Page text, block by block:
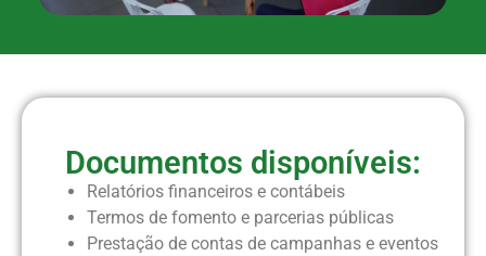
Documentos disponíveis:
Relatórios financeiros e contábeis
Termos de fomento e parcerias públicas
Prestação de contas de campanhas e eventos